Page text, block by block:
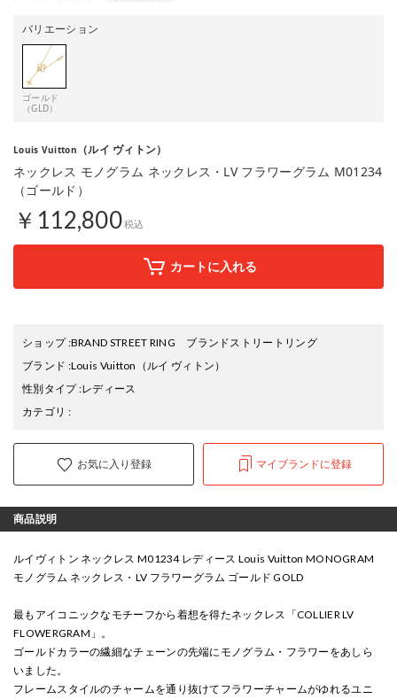
バリエーション
ゴールド
（GLD）
Louis Vuitton （ルイ ヴィトン）
ネックレス モノグラム ネックレス・LV フラワーグラム M01234
（ゴールド）
￥112,800税込
カートに入れる
ショップ:BRAND STREET RING ブランドストリートリング
ブランド :Louis Vuitton （ルイ ヴィトン）
性別タイプ:レディース
カテゴリ :
お気に入り登録 マイブランドに登録
商品説明
ルイヴィトン ネックレス M01234 レディース Louis Vuitton MONOGRAM
モノグラム ネックレス・LV フラワーグラム ゴールド GOLD
最もアイコニックなモチーフから着想を得たネックレス「COLLIER LV
FLOWERGRAM」。
ゴールドカラーの繊細なチェーンの先端にモノグラム・フラワーをあしら
いました。
フレームスタイルのチャームを通り抜けてフラワーチャームがゆれるユニ